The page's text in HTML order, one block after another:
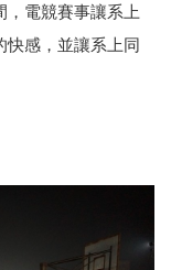
，電競賽事讓系上
快感，並讓系上同